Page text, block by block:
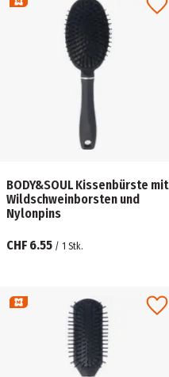
BODY&SOUL Kissenbürste mit
Wildschweinborsten und
Nylonpins
CHF 6.55 / 1 Stk.